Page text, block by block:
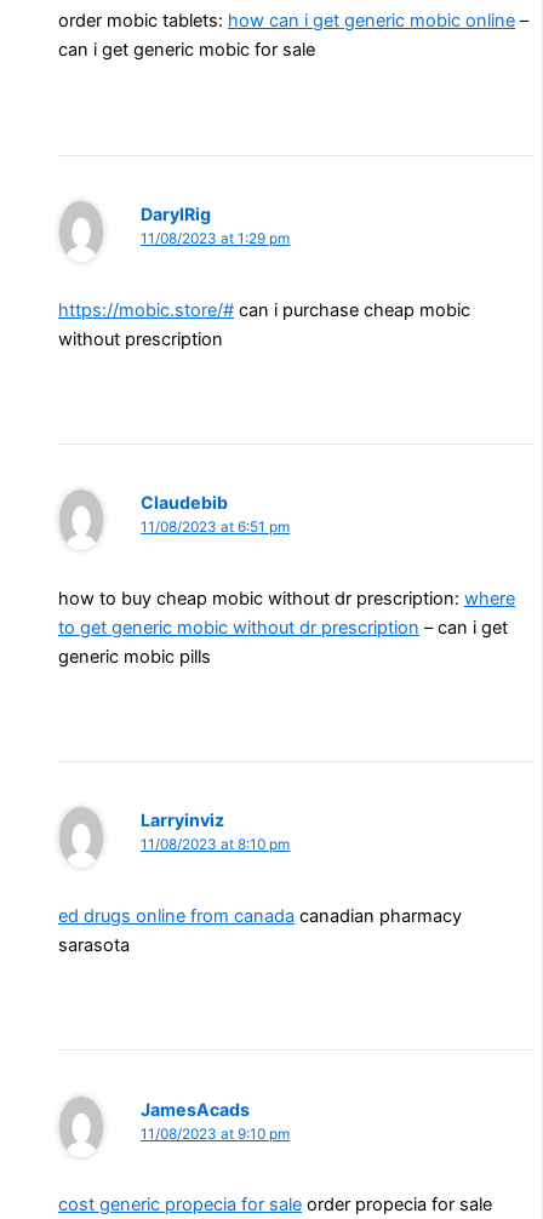
order mobic tablets: how can i get generic mobic online –
can i get generic mobic for sale
DarylRig
11/08/2023 at 1:29 pm
https://mobic.store/# can i purchase cheap mobic
without prescription
Claudebib
11/08/2023 at 6:51 pm
how to buy cheap mobic without dr prescription: where
to get generic mobic without dr prescription – can i get
generic mobic pills
Larryinviz
11/08/2023 at 8:10 pm
ed drugs online from canada canadian pharmacy
sarasota
JamesAcads
11/08/2023 at 9:10 pm
cost generic propecia for sale order propecia for sale